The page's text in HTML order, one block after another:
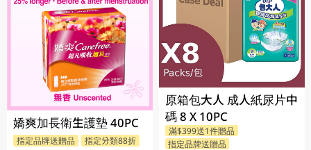
嬌爽加長衛生護墊 40PC
指定品牌送贈品 指定分類88折
原箱包大人 成人紙尿片中
碼 8 X 10PC
滿$399送1件贈品
指定品牌送贈品